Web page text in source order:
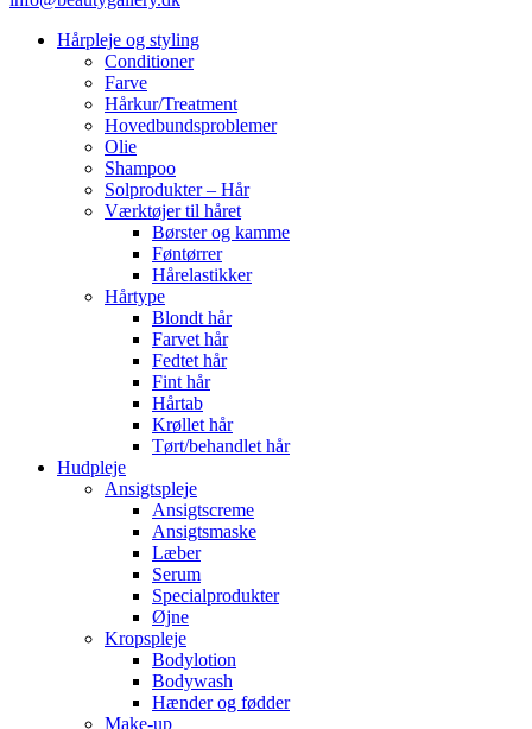
Hårpleje og styling
Conditioner
Farve
Hårkur/Treatment
Hovedbundsproblemer
Olie
Shampoo
Solprodukter – Hår
Værktøjer til håret
Børster og kamme
Føntørrer
Hårelastikker
Hårtype
Blondt hår
Farvet hår
Fedtet hår
Fint hår
Hårtab
Krøllet hår
Tørt/behandlet hår
Hudpleje
Ansigtspleje
Ansigtscreme
Ansigtsmaske
Læber
Serum
Specialprodukter
Øjne
Kropspleje
Bodylotion
Bodywash
Hænder og fødder
Make-up